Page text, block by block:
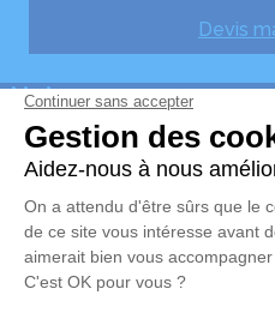
Devis
Notre agence
Bérangère Pompes Funèbres
06 65 63 33 11
176 Bis Avenue de la
4.9/5 – 93 avis
Nos Services
Organiser des obsèques